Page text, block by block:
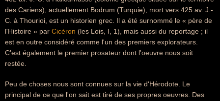
des Cariens), actuellement Bodrum (Turquie), mort vers 425 av. J.-
C. à Thourioi, est un historien grec. Il a été surnommé le « père de
l'Histoire » par Cicéron (les Lois, I, 1), mais aussi du reportage ; il
est en outre considéré comme l'un des premiers explorateurs.
C'est également le premier prosateur dont l'oeuvre nous soit
restée.
Peu de choses nous sont connues sur la vie d'Hérodote. Le
principal de ce que l'on sait est tiré de ses propres oeuvres. Des